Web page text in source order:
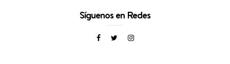
Síguenos en Redes